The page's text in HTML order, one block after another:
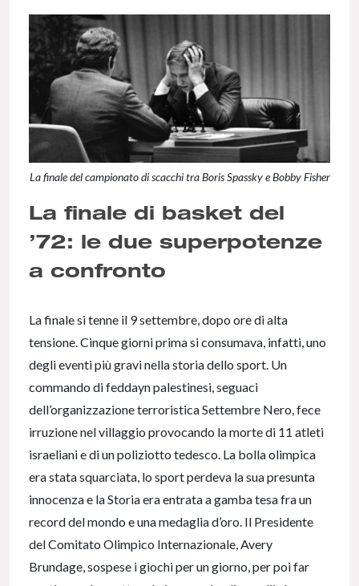
La finale del campionato di scacchi tra Boris Spassky e Bobby Fisher
La finale di basket del
’72: le due superpotenze
a confronto
La finale si tenne il 9 settembre, dopo ore di alta
tensione. Cinque giorni prima si consumava, infatti, uno
degli eventi più gravi nella storia dello sport. Un
commando di feddayn palestinesi, seguaci
dell’organizzazione terroristica Settembre Nero, fece
irruzione nel villaggio provocando la morte di 11 atleti
israeliani e di un poliziotto tedesco. La bolla olimpica
era stata squarciata, lo sport perdeva la sua presunta
innocenza e la Storia era entrata a gamba tesa fra un
record del mondo e una medaglia d’oro. Il Presidente
del Comitato Olimpico Internazionale, Avery
Brundage, sospese i giochi per un giorno, per poi far